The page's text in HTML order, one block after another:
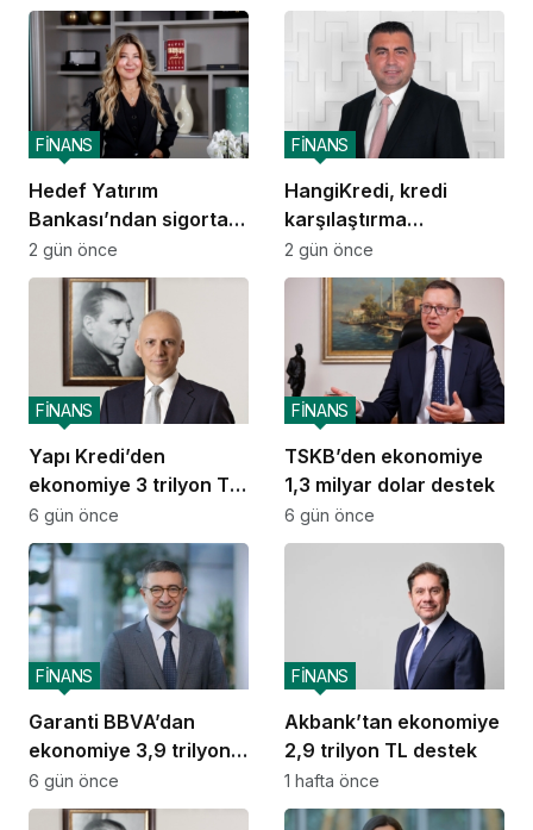
Hedef Yatırım
Bankası’ndan sigorta
ve emeklilik alanında
stratejik iş birliği
FİNANS
2 gün önce
HangiKredi, kredi
karşılaştırma
deneyimini ChatGPT’ye
taşıdı
FİNANS
2 gün önce
Yapı Kredi’den
ekonomiye 3 trilyon TL
destek
FİNANS
6 gün önce
TSKB’den ekonomiye
1,3 milyar dolar destek
FİNANS
6 gün önce
Garanti BBVA’dan
ekonomiye 3,9 trilyon
TL destek
FİNANS
6 gün önce
Akbank’tan ekonomiye
2,9 trilyon TL destek
FİNANS
1 hafta önce